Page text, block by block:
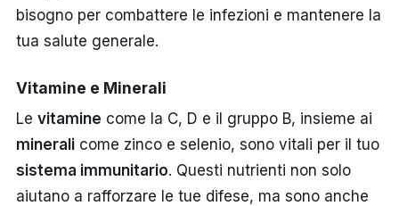
bisogno per combattere le infezioni e mantenere la
tua salute generale.
Vitamine e Minerali
Le vitamine come la C, D e il gruppo B, insieme ai
mineralicome zinco e selenio, sono vitali per il tuo
sistema immunitario. Questi nutrienti non solo
aiutano a rafforzare le tue difese, ma sono anche